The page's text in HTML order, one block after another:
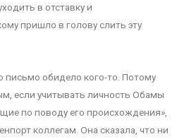
в отставку и
пришло в голову слить эту
письмо обидело кого-то. Потому
если учитывать личность Обамы
по поводу его происхождения»,
коллегам. Она сказала, что ни